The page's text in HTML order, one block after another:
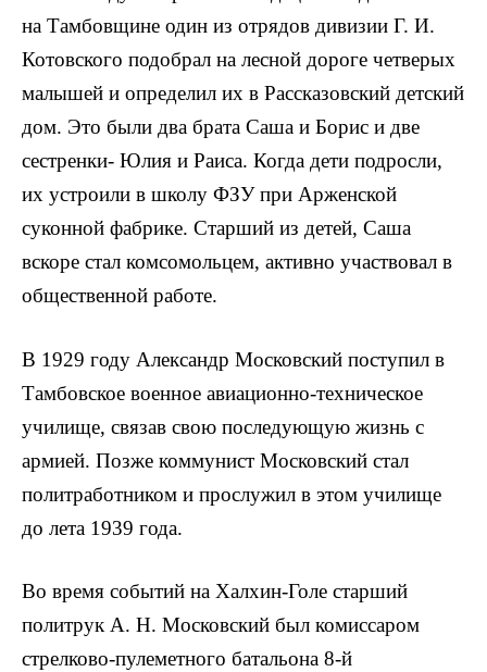
на Тамбовщине один из отрядов дивизии Г. И.
Котовского подобрал на лесной дороге четверых
малышей и определил их в Рассказовский детский
дом. Это были два брата Саша и Борис и две
сестренки- Юлия и Раиса. Когда дети подросли,
их устроили в школу ФЗУ при Арженской
суконной фаб­рике. Старший из детей, Саша
вскоре стал комсомоль­цем, активно участвовал в
общественной работе.
В 1929 году Александр Московский поступил в
Там­бовское военное авиационно-техническое
училище, свя­зав свою последующую жизнь с
армией. Позже ком­мунист Московский стал
политработником и прослужил в этом училище
до лета 1939 года.
Во время событий на Халхин-Голе старший
политрук А. Н. Московский был комиссаром
стрелково-пулеметного батальона 8-й